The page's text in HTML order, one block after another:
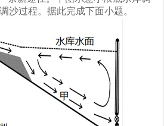
沙过程。据此完成下面小题。